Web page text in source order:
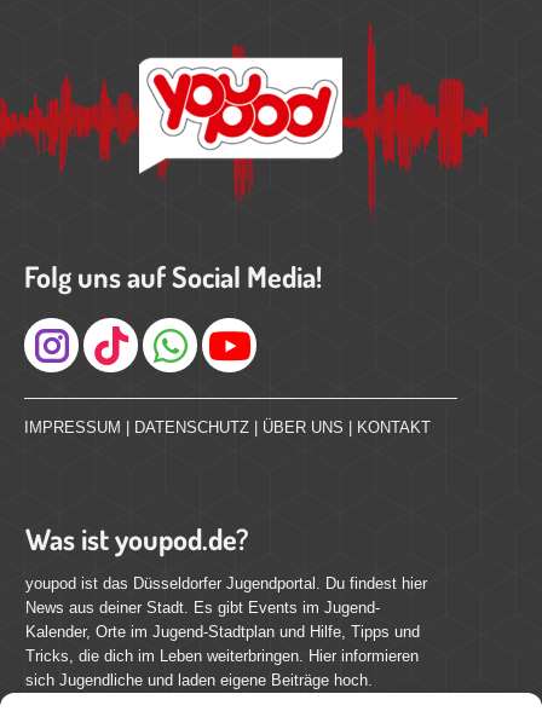
Folg uns auf Social Media!
Instagram
IMPRESSUM DATENSCHUTZ ÜBER UNS KONTAKT
Was ist youpod.de?
youpod ist das Düsseldorfer Jugendportal. Du findest hier
News aus deiner Stadt. Es gibt Events im Jugend-
Kalender, Orte im Jugend-Stadtplan und Hilfe, Tipps und
Tricks, die dich im Leben weiterbringen. Hier informieren
sich Jugendliche und laden eigene Beiträge hoch.